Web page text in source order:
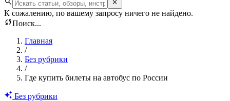
К сожалению, по вашему запросу ничего не найдено.
Поиск...
Главная
/
Без рубрики
/
Где купить билеты на автобус по России
Без рубрики